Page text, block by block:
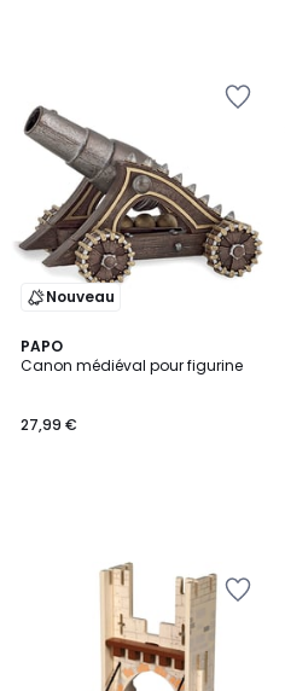
Nouveau
PAPO
Canon médiéval pour figurine
27,99 €